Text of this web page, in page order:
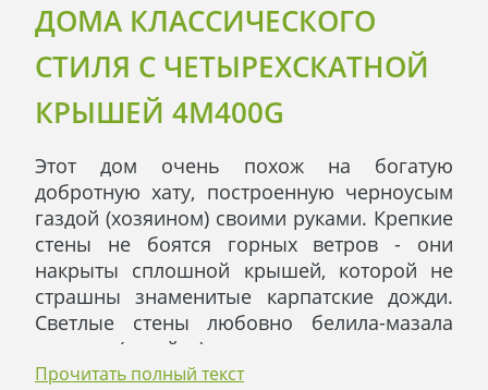
ДОМА КЛАССИЧЕСКОГО
СТИЛЯ С ЧЕТЫРЕХСКАТНОЙ
КРЫШЕЙ 4M400G
Этот дом очень похож на богатую
добротную хату, построенную черноусым
газдой (хозяином) своими руками. Крепкие
стены не боятся горных ветров - они
накрыты сплошной крышей, которой не
страшны знаменитые карпатские дожди.
Светлые стены любовно белила-мазала
газдыня (хозяйка) – жена хозяина.
Входим, и попадаем в другой мир, в другое
Прочитать полный текст